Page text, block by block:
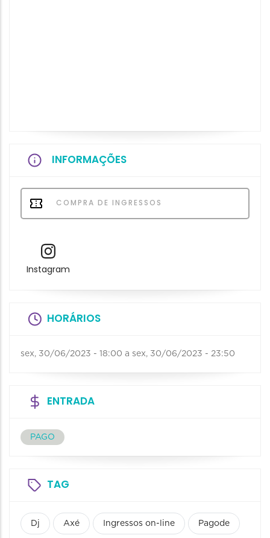
INFORMAÇÕES
COMPRA DE INGRESSOS
Instagram
HORÁRIOS
sex, 30/06/2023 - 18:00 a sex, 30/06/2023 - 23:50
ENTRADA
PAGO
TAG
Dj Axé Ingressos on-line Pagode